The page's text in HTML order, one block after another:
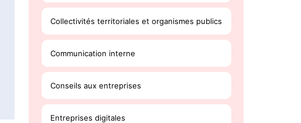
Collectivités territoriales et organismes publics
Communication interne
Conseils aux entreprises
Entreprises digitales